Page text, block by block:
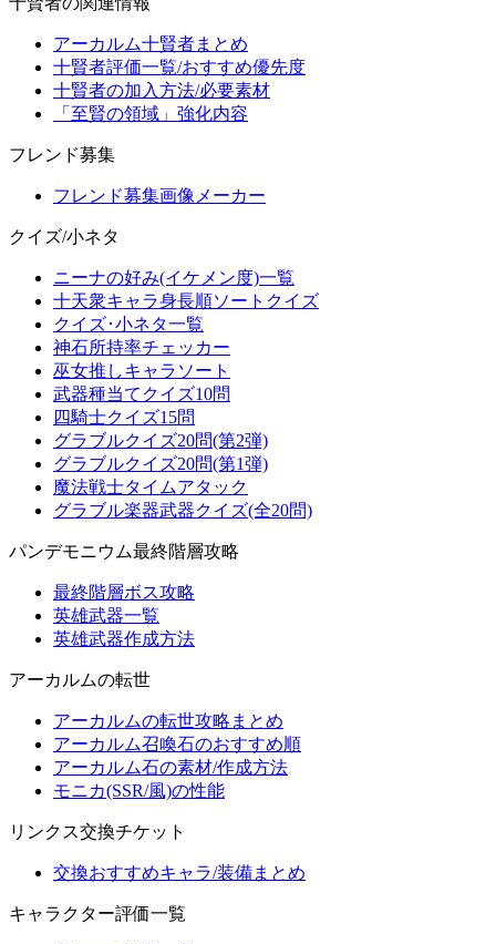
アーカルム十賢者まとめ
十賢者評価一覧/おすすめ優先度
十賢者の加入方法/必要素材
「至賢の領域」強化内容
フレンド募集
フレンド募集画像メーカー
クイズ/小ネタ
ニーナの好み(イケメン度)一覧
十天衆キャラ身長順ソートクイズ
クイズ･小ネタ一覧
神石所持率チェッカー
巫女推しキャラソート
武器種当てクイズ10問
四騎士クイズ15問
グラブルクイズ20問(第2弾)
グラブルクイズ20問(第1弾)
魔法戦士タイムアタック
グラブル楽器武器クイズ(全20問)
パンデモニウム最終階層攻略
最終階層ボス攻略
英雄武器一覧
英雄武器作成方法
アーカルムの転世
アーカルムの転世攻略まとめ
アーカルム召喚石のおすすめ順
アーカルム石の素材/作成方法
モニカ(SSR/風)の性能
リンクス交換チケット
交換おすすめキャラ/装備まとめ
キャラクター評価一覧